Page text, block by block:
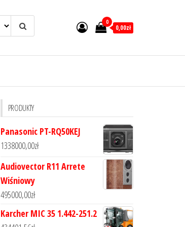
0
0,00zł
PRODUKTY
Panasonic PT-RQ50KEJ
1338000,00zł
Audiovector R11 Arrete
Wiśniowy
495000,00zł
Karcher MIC 35 1.442-251.2